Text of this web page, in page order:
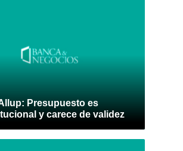
Presupuesto es
y carece de validez